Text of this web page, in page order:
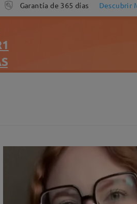
Garantía de 365 días Descubrir